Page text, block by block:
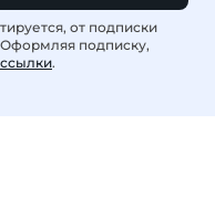
от подписки
подписку,
.